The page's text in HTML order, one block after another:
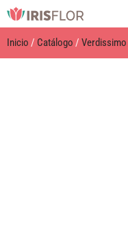
Inicio / Catálogo / Verdissimo